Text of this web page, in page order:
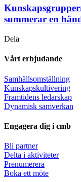
summerar en
Dela
Vårt erbjudande
Samhällsomställning
Kunskapskultivering
Framtidens ledarskap
Dynamisk samverkan
Engagera dig i cmb
Bli partner
Delta i aktiviteter
Prenumerera
Boka ett möte